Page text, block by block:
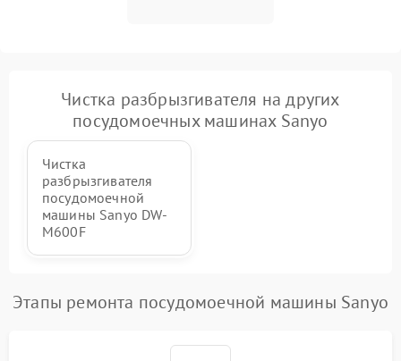
Чистка разбрызгивателя на других
посудомоечных машинах Sanyo
Чистка
разбрызгивателя
посудомоечной
машины Sanyo DW-
M600F
Этапы ремонта посудомоечной машины Sanyo